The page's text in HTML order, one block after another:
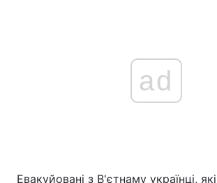
ad
Евакуйовані з В'єтнаму українці,